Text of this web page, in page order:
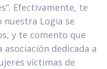
Efectivamente, te
nuestra Logia se
y te comento que
asociación dedicada a
víctimas de